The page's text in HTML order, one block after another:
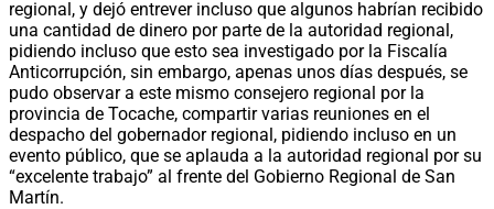
regional, y dejó entrever incluso que algunos habrían recibido
una cantidad de dinero por parte de la autoridad regional,
pidiendo incluso que esto sea investigado por la Fiscalía
Anticorrupción, sin embargo, apenas unos días después, se
pudo observar a este mismo consejero regional por la
provincia de Tocache, compartir varias reuniones en el
despacho del gobernador regional, pidiendo incluso en un
evento público, que se aplauda a la autoridad regional por su
“excelente trabajo” al frente del Gobierno Regional de San
Martín.